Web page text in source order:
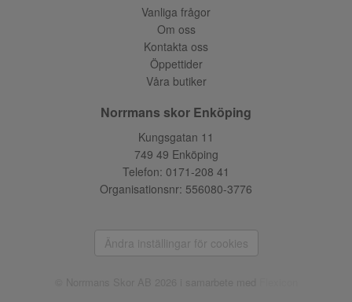
Vanliga frågor
Om oss
Kontakta oss
Öppettider
Våra butiker
Norrmans skor Enköping
Kungsgatan 11
749 49 Enköping
Telefon: 0171-208 41
Organisationsnr: 556080-3776
Ändra inställingar för cookies